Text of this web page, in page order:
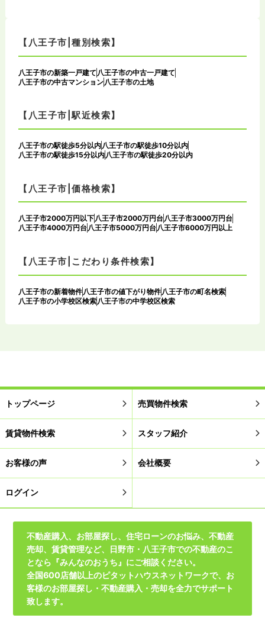
【八王子市|種別検索】
八王子市の新築一戸建て 八王子市の中古一戸建て
八王子市の中古マンション 八王子市の土地
【八王子市|駅近検索】
八王子市の駅徒歩5分以内八王子市の駅徒歩10分以内
八王子市の駅徒歩15分以内八王子市の駅徒歩20分以内
【八王子市|価格検索】
八王子市2000万円以下八王子市2000万円台八王子市3000万円台
八王子市4000万円台八王子市5000万円台八王子市6000万円以上
【八王子市|こだわり条件検索】
八王子市の新着物件 八王子市の値下がり物件 八王子市の町名検索
八王子市の小学校区検索 八王子市の中学校区検索
トップページ 売買物件検索
賃貸物件検索 スタッフ紹介
お客様の声 会社概要
ログイン
不動産購入、お部屋探し、住宅ローンのお悩み、不動産
売却、賃貸管理など、日野市・八王子市での不動産のこ
となら『みんなのおうち』にご相談ください。
全国600店舗以上のピタットハウスネットワークで、お
客様のお部屋探し・不動産購入・売却を全力でサポート
致します。